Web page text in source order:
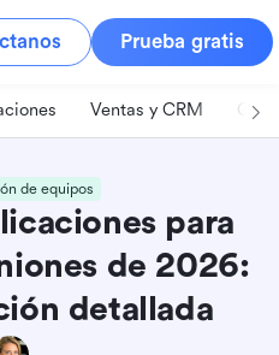
Prueba gratis
Ventas y CRM
de equipos
para
de 2026:
detallada